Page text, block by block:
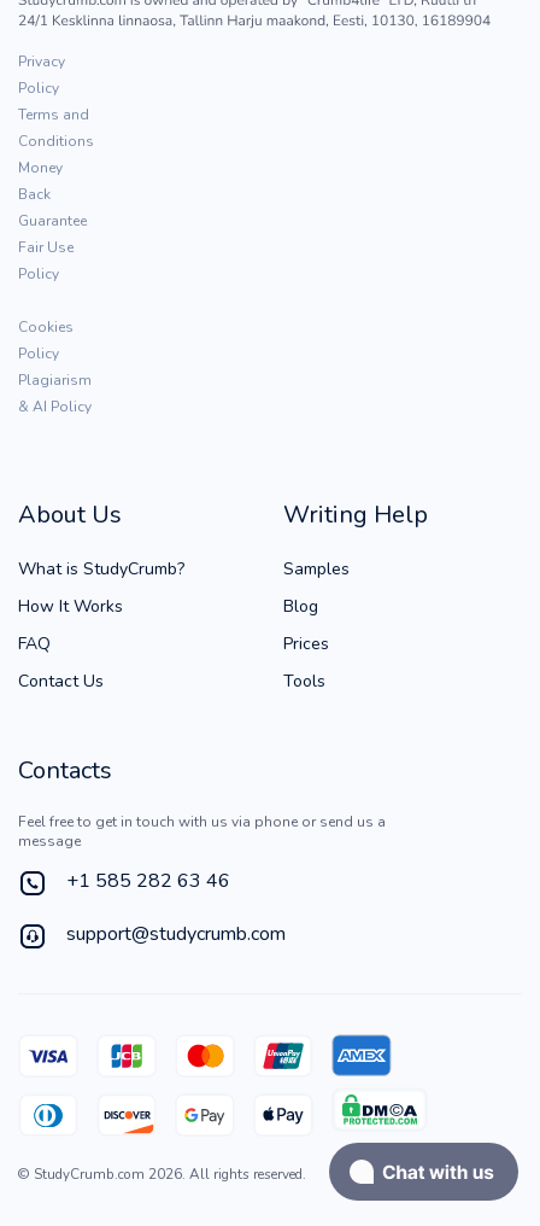
Privacy
Policy
Terms and
Conditions
Money
Back
Guarantee
Fair Use
Policy
Cookies
Policy
Plagiarism
& AI Policy
About Us
What is StudyCrumb?
How It Works
FAQ
Contact Us
Writing Help
Samples
Blog
Prices
Tools
Contacts
Feel free to get in touch with us via phone or send us a
message
+1 585 282 63 46
support@studycrumb.com
© StudyCrumb.com 2026. All rights reserved.